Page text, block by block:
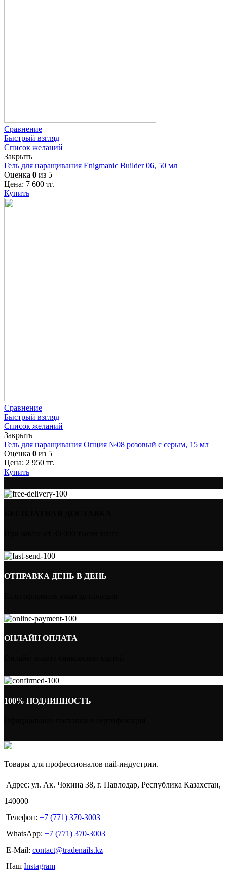
Сравнение
Быстрый взгляд
Список желаний
Закрыть
Гель для наращивания Enigmanic Builder 06, 50 мл
Оценка 0 из 5
Цена: 7 600 тг.
Купить
Сравнение
Быстрый взгляд
Список желаний
Закрыть
Гель для наращивания Опция №08 розовый с серым, 15 мл
Оценка 0 из 5
Цена: 2 950 тг.
Купить
ОТПРАВКА ДЕНЬ В ДЕНЬ
ОНЛАЙН ОПЛАТА
100% ПОДЛИННОСТЬ
Товары для профессионалов nail-индустрии.
Адрес: ул. Ак. Чокина 38, г. Павлодар, Республика Казахстан,
140000
Телефон: +7 (771) 370-3003
WhatsApp: +7 (771) 370-3003
E-Mail: contact@tradenails.kz
Наш Instagram